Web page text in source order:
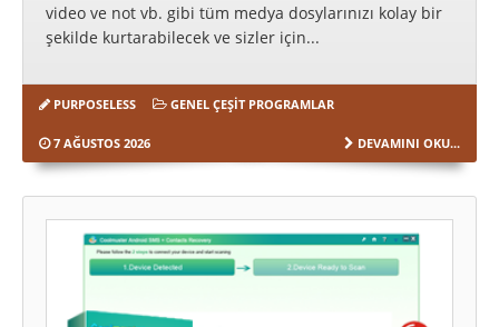
video ve not vb. gibi tüm medya dosylarınızı kolay bir
şekilde kurtarabilecek ve sizler için...
PURPOSELESS GENEL ÇEŞIT PROGRAMLAR
7 AĞUSTOS 2026 DEVAMINI OKU...